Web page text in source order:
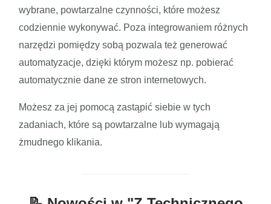
wybrane, powtarzalne czynności, które możesz
codziennie wykonywać. Poza integrowaniem różnych
narzędzi pomiędzy sobą pozwala też generować
automatyzacje, dzięki którym możesz np. pobierać
automatycznie dane ze stron internetowych.
Możesz za jej pomocą zastąpić siebie w tych
zadaniach, które są powtarzalne lub wymagają
żmudnego klikania.